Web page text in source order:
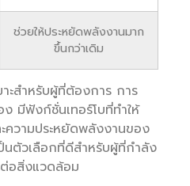
ช่วยให้ประหยัดพลังงานมาก
ขึ้นกว่าเดิม
าะสำหรับผู้ที่ต้องการ การ
มีฟังก์ชั่นเทอร์โบที่ทำให้
ความประหยัดพลังงานของ
นตัวเลือกที่ดีสำหรับผู้ที่กำลัง
อสิ่งแวดล้อม